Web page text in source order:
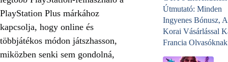
PlayStation Plus márkához
kapcsolja, hogy online és
többjátékos módon játszhasson,
miközben senki sem gondolná,
Útmutató: Minden
Ingyenes Bónusz,
Korai Vásárlással
Francia Olvasóknak